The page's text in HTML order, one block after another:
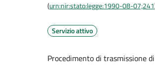
(urn:nir:stato:legge:1990-08-07;241
Servizio attivo
Procedimento di trasmissione